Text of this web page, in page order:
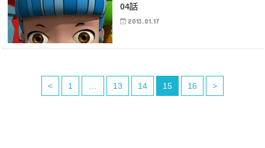
04話
2013.01.17
< 1 … 13 14 15 16 >